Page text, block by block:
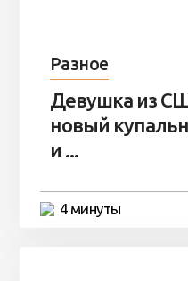
Разное
Девушка из
новый
и ...
4 минуты